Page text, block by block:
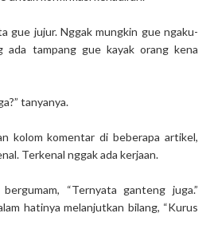
gue jujur. Nggak mungkin gue ngaku-
ada tampang gue kayak orang kena
tanyanya.
kolom komentar di beberapa artikel,
Terkenal nggak ada kerjaan.
“Ternyata ganteng juga.”
hatinya melanjutkan bilang, “Kurus